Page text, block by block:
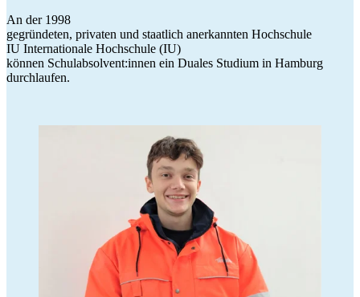
An der 1998
gegründeten, privaten und staatlich anerkannten Hochschule
IU Internationale Hochschule (IU)
können Schulabsolvent:innen ein Duales Studium in Hamburg
durchlaufen.